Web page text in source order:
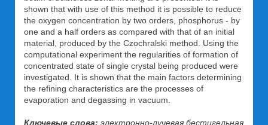
shown that with use of this method it is possible to reduce
the oxygen concentration by two orders, phosphorus - by
one and a half orders as compared with that of an initial
material, produced by the Czochralski method. Using the
computational experiment the regularities of formation of
concentrated state of single crystal being produced were
investigated. It is shown that the main factors determining
the refining characteristics are the processes of
evaporation and degassing in vacuum.
Ключевые слова: электронно-лучевая бестигельная